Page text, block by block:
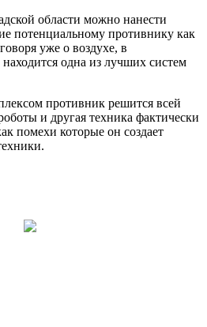
области можно нанести
потенциальному противнику как
уже о воздухе, в
одна из лучших систем
противник решится всей
и другая техника фактически
помехи которые он создает